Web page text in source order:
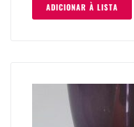
ADICIONAR À LISTA